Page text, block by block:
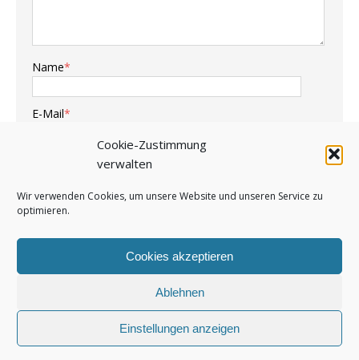
Cookie-Zustimmung
verwalten
Wir verwenden Cookies, um unsere Website und unseren Service zu
optimieren.
Cookies akzeptieren
Ablehnen
Einstellungen anzeigen
Name*
E-Mail*
Copyright 2020 BSV Hünxe